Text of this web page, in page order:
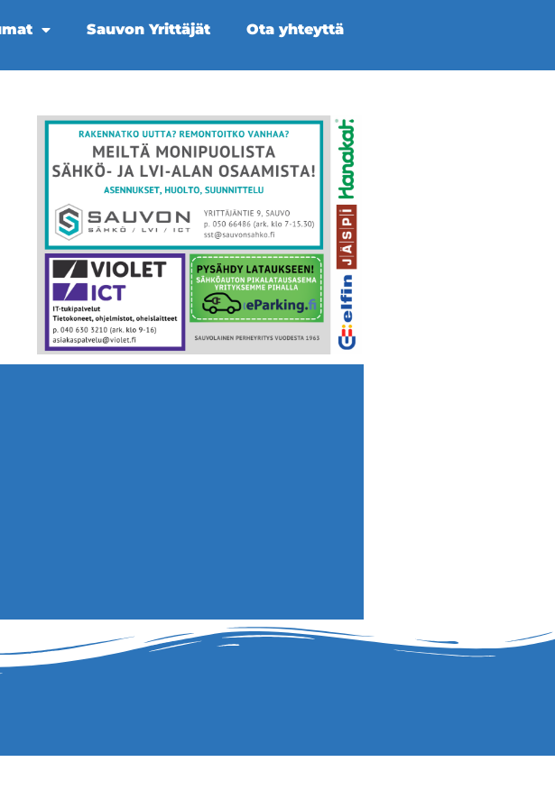
Sauvon Yrittäjät Ota yhteyttä